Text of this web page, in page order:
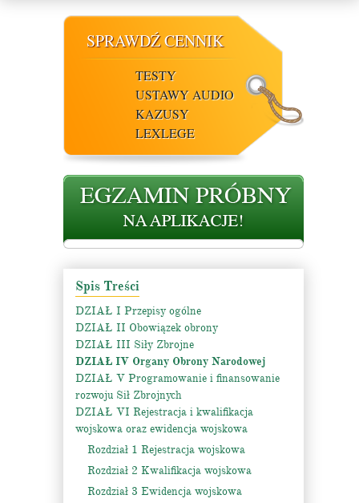
SPRAWDŹ CENNIK
TESTY
USTAWY AUDIO
KAZUSY
LEXLEGE
Spis Treści
DZIAŁ I Przepisy ogólne
DZIAŁ II Obowiązek obrony
DZIAŁ III Siły Zbrojne
DZIAŁ IV Organy Obrony Narodowej
DZIAŁ V Programowanie i finansowanie
rozwoju Sił Zbrojnych
DZIAŁ VI Rejestracja i kwalifikacja
wojskowa oraz ewidencja wojskowa
Rozdział 1 Rejestracja wojskowa
Rozdział 2 Kwalifikacja wojskowa
Rozdział 3 Ewidencja wojskowa